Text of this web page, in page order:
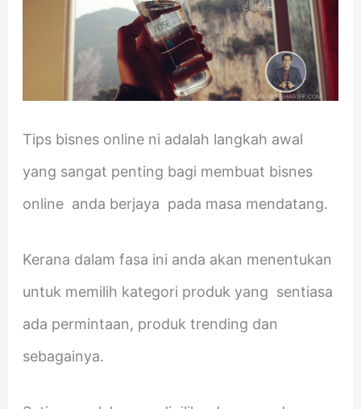
Tips bisnes online ni adalah langkah awal
yang sangat penting bagi membuat bisnes
online anda berjaya pada masa mendatang.
Kerana dalam fasa ini anda akan menentukan
untuk memilih kategori produk yang sentiasa
ada permintaan, produk trending dan
sebagainya.